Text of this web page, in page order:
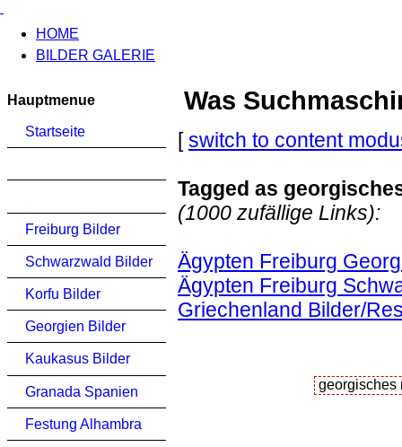
HOME
BILDER GALERIE
Hauptmenue
Startseite
Freiburg Bilder
Schwarzwald Bilder
Korfu Bilder
Georgien Bilder
Kaukasus Bilder
Granada Spanien
Festung Alhambra
Was
[switch to content
Tagged as
(1000 zufällige Links):
Ägypten Freiburg
Ägypten Freiburg
Griechenland Bilder/